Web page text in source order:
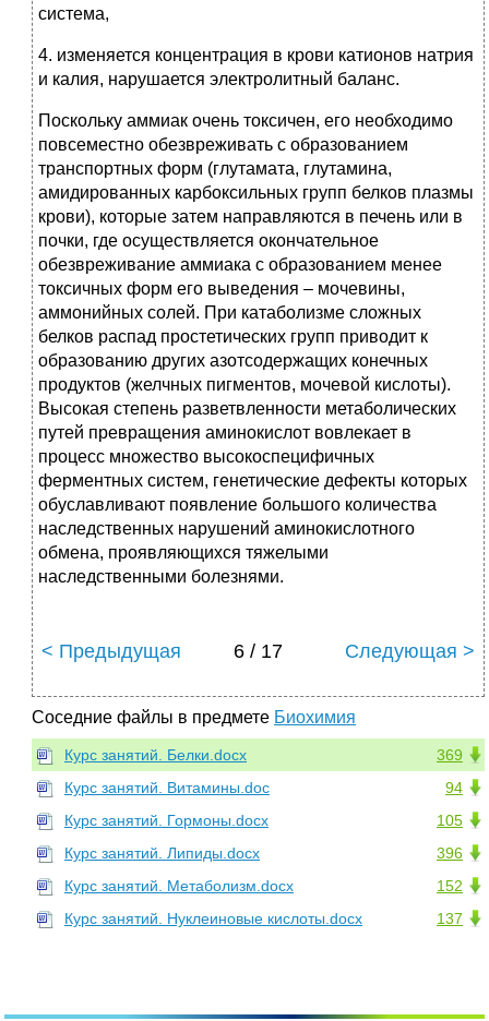
система,
4. изменяется концентрация в крови катионов натрия
и калия, нарушается электролитный баланс.
Поскольку аммиак очень токсичен, его необходимо
повсеместно обезвреживать с образованием
транспортных форм (глутамата, глутамина,
амидированных карбоксильных групп белков плазмы
крови), которые затем направляются в печень или в
почки, где осуществляется окончательное
обезвреживание аммиака с образованием менее
токсичных форм его выведения – мочевины,
аммонийных солей. При катаболизме сложных
белков распад простетических групп приводит к
образованию других азотсодержащих конечных
продуктов (желчных пигментов, мочевой кислоты).
Высокая степень разветвленности метаболических
путей превращения аминокислот вовлекает в
процесс множество высокоспецифичных
ферментных систем, генетические дефекты которых
обуславливают появление большого количества
наследственных нарушений аминокислотного
обмена, проявляющихся тяжелыми
наследственными болезнями.
< Предыдущая 6 / 17 Следующая >
Соседние файлы в предмете Биохимия
369
Курс занятий. Белки.docx
94
Курс занятий. Витамины.doc
105
Курс занятий. Гормоны.docx
396
Курс занятий. Липиды.docx
152
Курс занятий. Метаболизм.docx
137
Курс занятий. Нуклеиновые кислоты.docx